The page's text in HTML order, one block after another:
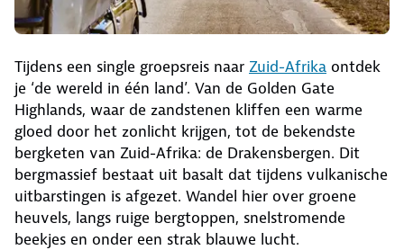
Tijdens een single groepsreis naar Zuid-Afrika ontdek
je ‘de wereld in één land’. Van de Golden Gate
Highlands, waar de zandstenen kliffen een warme
gloed door het zonlicht krijgen, tot de bekendste
bergketen van Zuid-Afrika: de Drakensbergen. Dit
bergmassief bestaat uit basalt dat tijdens vulkanische
uitbarstingen is afgezet. Wandel hier over groene
heuvels, langs ruige bergtoppen, snelstromende
beekjes en onder een strak blauwe lucht.